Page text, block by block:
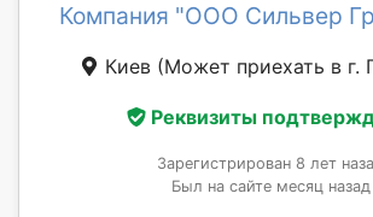
Компания "ООО Сильвер
Киев (Может приехать в г.
Реквизиты
Зарегистрирован 8 лет
Был на сайте месяц назад